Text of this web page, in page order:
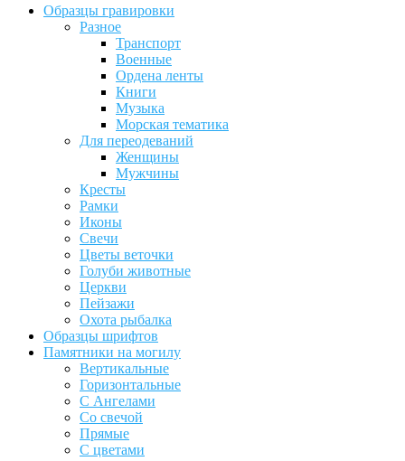
Образцы гравировки
Разное
Транспорт
Военные
Ордена ленты
Книги
Музыка
Морская тематика
Для переодеваний
Женщины
Мужчины
Кресты
Рамки
Иконы
Свечи
Цветы веточки
Голуби животные
Церкви
Пейзажи
Охота рыбалка
Образцы шрифтов
Памятники на могилу
Вертикальные
Горизонтальные
С Ангелами
Со свечой
Прямые
С цветами